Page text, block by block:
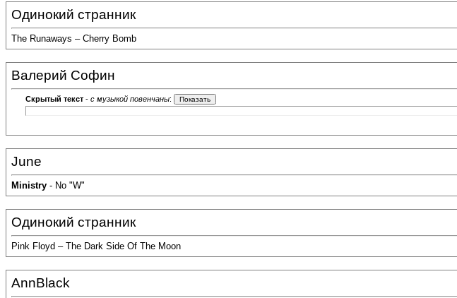
Одинокий странник
The Runaways – Cherry Bomb
Валерий Софин
Скрытый текст - с музыкой повенчаны:
June
Ministry - No "W"
Одинокий странник
Pink Floyd – The Dark Side Of The Moon
AnnBlack